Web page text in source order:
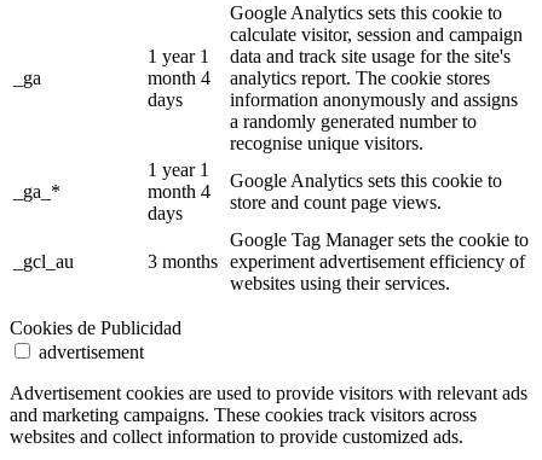
_ga
1 year 1
month 4
days
Google Analytics sets this cookie to
calculate visitor, session and campaign
data and track site usage for the site's
analytics report. The cookie stores
information anonymously and assigns
a randomly generated number to
recognise unique visitors.
_ga_*
1 year 1
month 4
days
Google Analytics sets this cookie to
store and count page views.
_gcl_au 3 months
Google Tag Manager sets the cookie to
experiment advertisement efficiency of
websites using their services.
Cookies de Publicidad
advertisement
Advertisement cookies are used to provide visitors with relevant ads
and marketing campaigns. These cookies track visitors across
websites and collect information to provide customized ads.